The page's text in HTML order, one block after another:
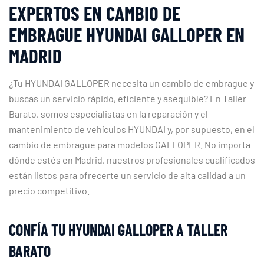
EXPERTOS EN CAMBIO DE
EMBRAGUE HYUNDAI GALLOPER EN
MADRID
¿Tu HYUNDAI GALLOPER necesita un cambio de embrague y
buscas un servicio rápido, eficiente y asequible? En Taller
Barato, somos especialistas en la reparación y el
mantenimiento de vehículos HYUNDAI y, por supuesto, en el
cambio de embrague para modelos GALLOPER. No importa
dónde estés en Madrid, nuestros profesionales cualificados
están listos para ofrecerte un servicio de alta calidad a un
precio competitivo.
CONFÍA TU HYUNDAI GALLOPER A TALLER
BARATO